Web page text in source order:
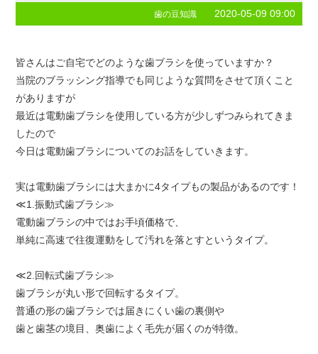
歯の豆知識 2020-05-09 09:00
皆さんはご自宅でどのような歯ブラシを使っていますか？
当院のブラッシング指導でも同じような質問をさせて頂くこと
がありますが
最近は電動歯ブラシを使用している方が少しずつみられてきま
したので
今日は電動歯ブラシについてのお話をしていきます。
実は電動歯ブラシには大まかに4タイプもの製品があるのです！
≪1.振動式歯ブラシ≫
電動歯ブラシの中ではお手頃価格で、
単純に高速で往復運動をして汚れを落とすというタイプ。
≪2.回転式歯ブラシ≫
歯ブラシが丸い形で回転するタイプ。
普通の形の歯ブラシでは届きにくい歯の裏側や
歯と歯茎の境目、奥歯によく毛先が届くのが特徴。